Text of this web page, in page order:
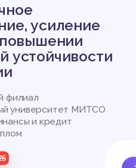
усиление
устойчивости
филиал
университет МИТСО
и кредит